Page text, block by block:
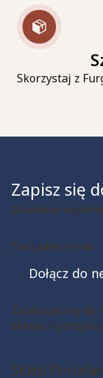
Skorzystaj z
Zapisz się
Dowiaduje się
Twój adres e-mail
Dołącz do
Zapisując się do
sklepu i politykę
Sklep